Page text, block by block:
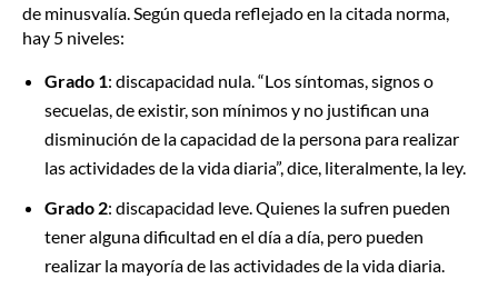
de minusvalía. Según queda reflejado en la citada norma,
hay 5 niveles:
Grado 1: discapacidad nula. “Los síntomas, signos o
secuelas, de existir, son mínimos y no justifican una
disminución de la capacidad de la persona para realizar
las actividades de la vida diaria”, dice, literalmente, la ley.
Grado 2: discapacidad leve. Quienes la sufren pueden
tener alguna dificultad en el día a día, pero pueden
realizar la mayoría de las actividades de la vida diaria.